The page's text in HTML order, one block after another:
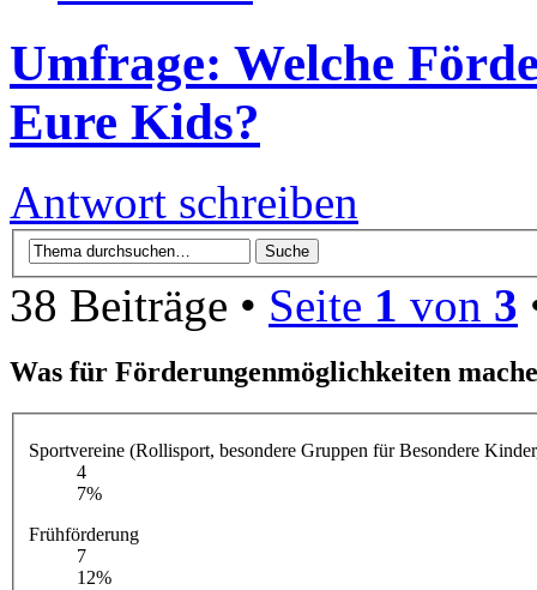
Umfrage: Welche
Eure Kids?
Antwort schreiben
38 Beiträge • Seite 1 von 3
Was für Förderungenmöglichkeiten
Sportvereine (Rollisport, besondere Gruppen für Besondere
4
7%
Frühförderung
7
12%